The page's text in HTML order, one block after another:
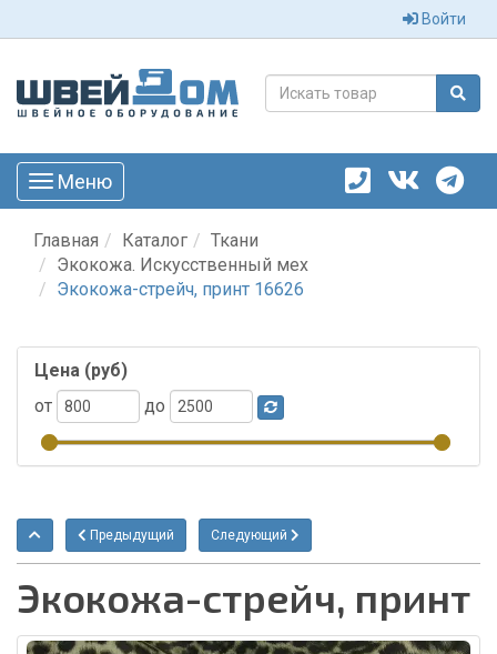
Войти
Toggle
navigation
Меню
Главная Каталог
Ткани
Экокожа. Искусственный мех
Экокожа-стрейч, принт 16626
Цена (руб)
от
до
Предыдущий Следующий
Экокожа-стрейч, принт